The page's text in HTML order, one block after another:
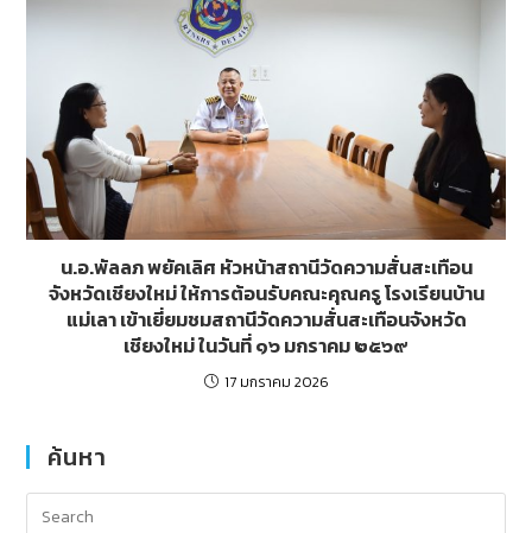
น.อ.พัลลภ พยัคเลิศ หัวหน้าสถานีวัดความสั่นสะเทือน
จังหวัดเชียงใหม่ ให้การต้อนรับคณะคุณครู โรงเรียนบ้าน
แม่เลา เข้าเยี่ยมชมสถานีวัดความสั่นสะเทือนจังหวัด
เชียงใหม่ ในวันที่ ๑๖ มกราคม ๒๕๖๙
17 มกราคม 2026
ค้นหา